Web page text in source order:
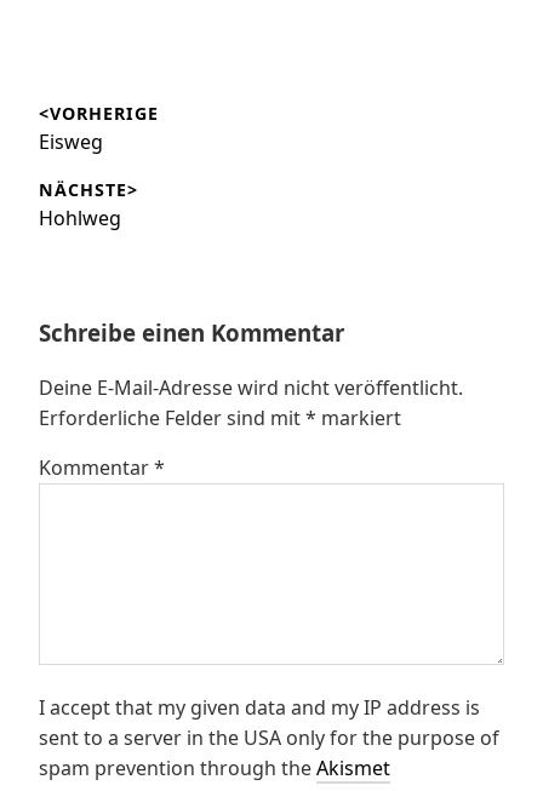
<VORHERIGE
Vorheriger
Eisweg
NÄCHSTE>
Nächster
Hohlweg
Schreibe einen Kommentar
Deine E-Mail-Adresse wird nicht veröffentlicht.
Erforderliche Felder sind mit* markiert
Kommentar*
I accept that my given data and my IP address is
sent to a server in the USA only for the purpose of
spam prevention through theAkismet